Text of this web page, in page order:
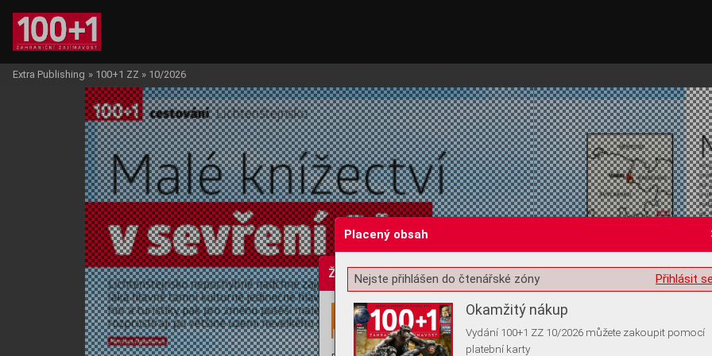
Žádost o souhlas s ukládáním volitelných informací
Extra Publishing » 100+1 ZZ » 10/2026
Placený obsah
Přihlásit
Nejste přihlášen do čtenářské zóny
Okamžitý nákup
Vydání 100+1 ZZ 10/2026 můžete zakoupit pomocí
platební karty